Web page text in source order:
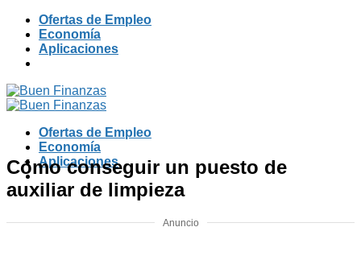
Skip
content
Ofertas de Empleo
Economía
Aplicaciones
Ofertas de Empleo
Economía
Aplicaciones
Cómo conseguir un puesto de
auxiliar de limpieza
Anuncio